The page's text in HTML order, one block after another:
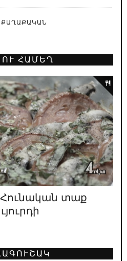
ՔԱՂԱՔԱԿԱՆ
ԿԱՐԵՎՈՐ
հիստերիան՝
սցենարով
ՔԱՂԱՔԱԿԱՆ
աքսիոմատիկ
ԿԱՐԵՎՈՐ
բերած պատերազմների
թիվը՝ 4948
ԿԱՐԵՎՈՐ
«թուլանալու և հաճույք
ԿԱՐԵՎՈՐ
ՀԱՄԵՂ
Հունական տաք